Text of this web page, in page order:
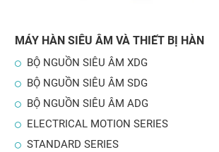
MÁY HÀN SIÊU ÂM VÀ THIẾT BỊ HÀN
BỘ NGUỒN SIÊU ÂM XDG
BỘ NGUỒN SIÊU ÂM SDG
BỘ NGUỒN SIÊU ÂM ADG
ELECTRICAL MOTION SERIES
STANDARD SERIES